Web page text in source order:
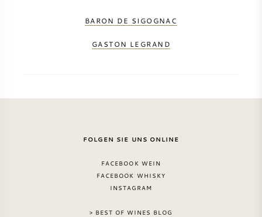
BARON DE SIGOGNAC
GASTON LEGRAND
FOLGEN SIE UNS ONLINE
FACEBOOK WEIN
FACEBOOK WHISKY
INSTAGRAM
> BEST OF WINES BLOG